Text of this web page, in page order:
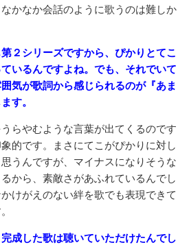
かなか会話のように歌うのは難しか
２シリーズですから、ぴかりとてこ
いるんですよね。でも、それでいて
気が歌詞から感じられるのが『あま
す。
らやむような言葉が出てくるのです
的です。まさにてこがぴかりに対し
うんですが、マイナスになりそうな
から、素敵さがあふれているんでし
けがえのない絆を歌でも表現できて
成した歌は聴いていただけたんでし